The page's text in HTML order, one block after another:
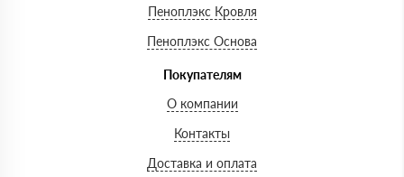
Пеноплэкс Кровля
Пеноплэкс Основа
Покупателям
О компании
Контакты
Доставка и оплата